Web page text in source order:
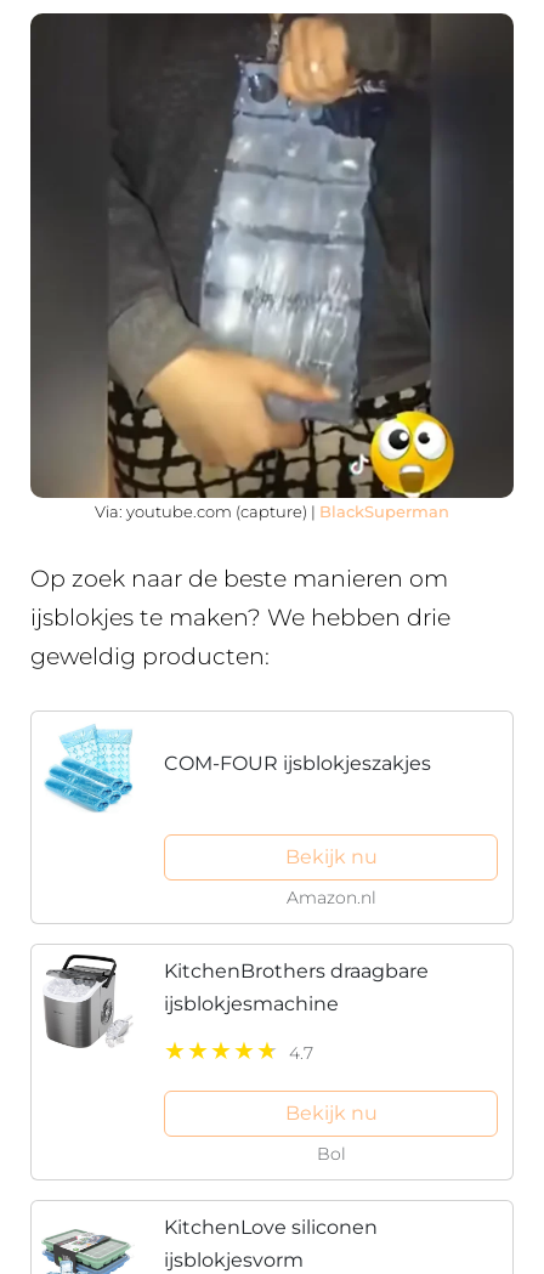
Via: youtube.com (capture) | BlackSuperman
Op zoek naar de beste manieren om
ijsblokjes te maken? We hebben drie
geweldig producten:
COM-FOUR ijsblokjeszakjes
Bekijk nu
Amazon.nl
KitchenBrothers draagbare
ijsblokjesmachine
4.7
Bekijk nu
Bol
KitchenLove siliconen
ijsblokjesvorm